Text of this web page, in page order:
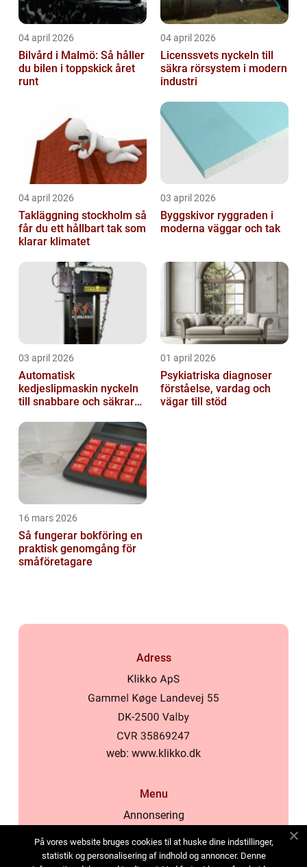
04 april 2026
Bilvård i Malmö: Så håller
du bilen i toppskick året
runt
04 april 2026
Licenssvets nyckeln till
säkra rörsystem i modern
industri
04 april 2026
Takläggning stockholm så
får du ett hållbart tak som
klarar klimatet
03 april 2026
Byggskivor ryggraden i
moderna väggar och tak
03 april 2026
Automatisk
kedjeslipmaskin nyckeln
till snabbare och säkrare
01 april 2026
Psykiatriska diagnoser
förståelse, vardag och
vägar till stöd
16 mars 2026
Så fungerar bokföring en
praktisk genomgång för
småföretagare
Adress
web: www.klikko.dk
Menu
Annonsering
Cookies
På vores website bruges cookies til at huske dine indstillinger,
statistik og personalisering af indhold og annoncer. Denne